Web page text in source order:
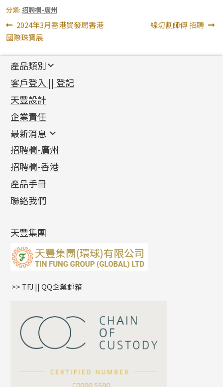
分類: 招聘欄-廣州
文
章
導
覽
上
一
文
章:
2024年3月香港貿發局香港
國際珠寶展
下
線切割師傅 招聘
公司名稱
產品類別
新產品
足金系列
足金配件
機織鏈系列
珠仔鏈
镶口链
管狀網鏈
十字車花鏈系列
十字閃O鏈系列
十字錘打鏈系列
側身車花鏈系列
側身鏈系列
雙十字鏈系列
水波鏈系列
蛇骨鏈系列
鏈尾系列
嘴唇鏈系列
S車花鏈系列
珍珠鏈系列
坦克鏈系列
滿天星鏈系列
方假繩鏈系列
首飾配件
耳環類配件
卷迫系列
螺絲迫系列
梅花迫系列
平臺迫系列
綫拍系列
美拍系列
耳環扣系列
耳綫/耳鈎系列
耳環爪頭
耳環
鏈類配件
動感車花吊墜
調節珠系列
生圈扣系列
龍蝦扣系列
鴨俐制系列
字母吊墜
相盒吊墜
項鏈吊墜
生肖吊墜
星座吊墜
珠扣
其他類配件
珠盤系列
袖口鈕系列
焊片及鐳射綫
空心車花管
珠類配件
無孔光身珠
空心光身珠
無孔批花珠
鑲口類
四爪頭系列
六爪頭系列
車花片
動感車花片
鑲口戒指
鑲口手鏈系列
首飾系列
手镯系列
戒指系列
空心耳環
空心车花管首饰链
空心手鐲系列
貴金屬原料
千足金
記憶金屬系列
記憶戒指
拉簧珠珠手鏈
記憶鈦手鐲
客戶登入 || 登記
天豐設計
企業責任
最新消息
最新消息
各項證書(2)
相片集(9)
展覽會資訊
最新產品資訊
招聘欄-廣州
招聘欄-香港
產品手冊
聯絡我們
天豐集團
>> TFJ || QQ企業郵箱